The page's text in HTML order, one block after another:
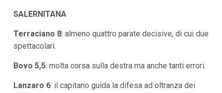
SALERNITANA
Terraciano 8: almeno quattro parate decisive, di cui due
spettacolari.
Bovo 5,5: molta corsa sulla destra ma anche tanti errori.
Lanzaro 6: il capitano guida la difesa ad oltranza dei